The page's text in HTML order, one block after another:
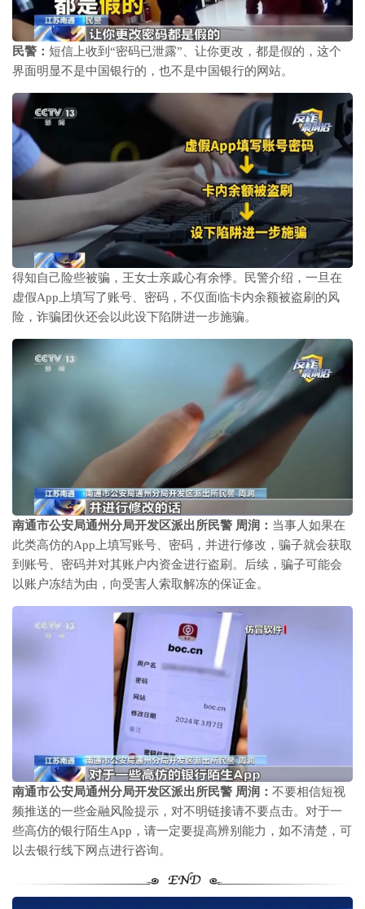
民警： 短信上收到“密码已泄露”、让你更改，都是假的，这个
界面明显不是中国银行的，也不是中国银行的网站。
得知自己险些被骗，王女士亲戚心有余悸。民警介绍，一旦在
虚假App上填写了账号、密码，不仅面临卡内余额被盗刷的风
险，诈骗团伙还会以此设下陷阱进一步施骗。
南通市公安局通州分局开发区派出所民警 周润： 当事人如果在
此类高仿的App上填写账号、密码，并进行修改，骗子就会获取
到账号、密码并对其账户内资金进行盗刷。后续，骗子可能会
以账户冻结为由，向受害人索取解冻的保证金。
南通市公安局通州分局开发区派出所民警 周润： 不要相信短视
频推送的一些金融风险提示，对不明链接请不要点击。对于一
些高仿的银行陌生App，请一定要提高辨别能力，如不清楚，可
以去银行线下网点进行咨询。